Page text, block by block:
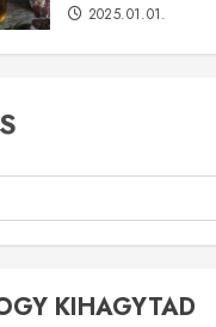
2025.01.01.
KIHAGYTAD